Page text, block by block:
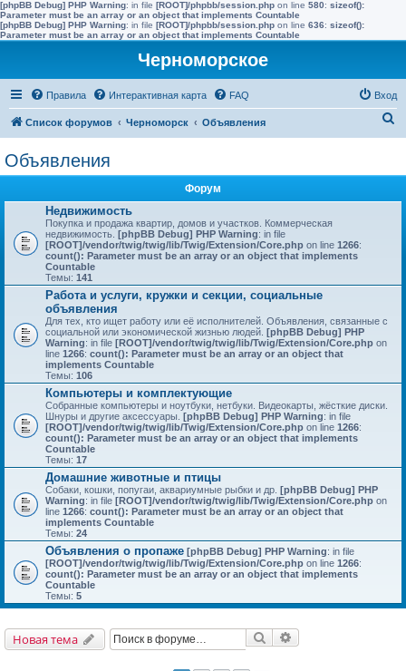
[phpBB Debug] PHP Warning: in file [ROOT]/phpbb/session.php on line 580: sizeof():
Parameter must be an array or an object that implements Countable
[phpBB Debug] PHP Warning: in file [ROOT]/phpbb/session.php on line 636: sizeof():
Parameter must be an array or an object that implements Countable
Черноморское
Правила Интерактивная карта FAQ Вход
Список форумов Черноморск Объявления
Объявления
Форум
Недвижимость
Покупка и продажа квартир, домов и участков. Коммерческая
недвижимость. [phpBB Debug] PHP Warning: in file
[ROOT]/vendor/twig/twig/lib/Twig/Extension/Core.php on line 1266:
count(): Parameter must be an array or an object that implements
Countable
Темы: 141
Работа и услуги, кружки и секции, социальные
объявления
Для тех, кто ищет работу или её исполнителей. Объявления, связанные с
социальной или экономической жизнью людей. [phpBB Debug] PHP
Warning: in file [ROOT]/vendor/twig/twig/lib/Twig/Extension/Core.php on
line 1266: count(): Parameter must be an array or an object that
implements Countable
Темы: 106
Компьютеры и комплектующие
Собранные компьютеры и ноутбуки, нетбуки. Видеокарты, жёсткие диски.
Шнуры и другие аксессуары. [phpBB Debug] PHP Warning: in file
[ROOT]/vendor/twig/twig/lib/Twig/Extension/Core.php on line 1266:
count(): Parameter must be an array or an object that implements
Countable
Темы: 17
Домашние животные и птицы
Собаки, кошки, попугаи, аквариумные рыбки и др. [phpBB Debug] PHP
Warning: in file [ROOT]/vendor/twig/twig/lib/Twig/Extension/Core.php on
line 1266: count(): Parameter must be an array or an object that
implements Countable
Темы: 24
Объявления о пропаже [phpBB Debug] PHP Warning: in file
[ROOT]/vendor/twig/twig/lib/Twig/Extension/Core.php on line 1266:
count(): Parameter must be an array or an object that implements
Countable
Темы: 5
Новая тема Поиск